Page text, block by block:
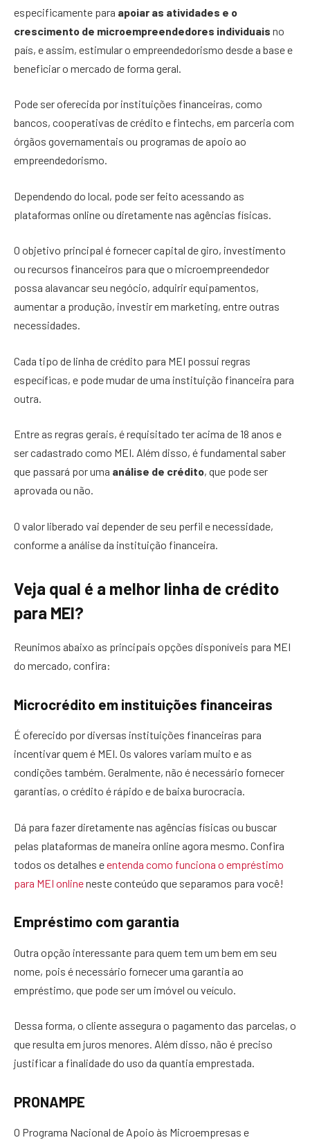
especificamente para apoiar as atividades e o
crescimento de microempreendedores individuais no
país, e assim, estimular o empreendedorismo desde a base e
beneficiar o mercado de forma geral.
Pode ser oferecida por instituições financeiras, como
bancos, cooperativas de crédito e fintechs, em parceria com
órgãos governamentais ou programas de apoio ao
empreendedorismo.
Dependendo do local, pode ser feito acessando as
plataformas online ou diretamente nas agências físicas.
O objetivo principal é fornecer capital de giro, investimento
ou recursos financeiros para que o microempreendedor
possa alavancar seu negócio, adquirir equipamentos,
aumentar a produção, investir em marketing, entre outras
necessidades.
Cada tipo de linha de crédito para MEI possui regras
específicas, e pode mudar de uma instituição financeira para
outra.
Entre as regras gerais, é requisitado ter acima de 18 anos e
ser cadastrado como MEI. Além disso, é fundamental saber
que passará por uma análise de crédito, que pode ser
aprovada ou não.
O valor liberado vai depender de seu perfil e necessidade,
conforme a análise da instituição financeira.
Veja qual é a melhor linha de crédito
para MEI?
Reunimos abaixo as principais opções disponíveis para MEI
do mercado, confira:
Microcrédito em instituições financeiras
É oferecido por diversas instituições financeiras para
incentivar quem é MEI. Os valores variam muito e as
condições também. Geralmente, não é necessário fornecer
garantias, o crédito é rápido e de baixa burocracia.
Dá para fazer diretamente nas agências físicas ou buscar
pelas plataformas de maneira online agora mesmo. Confira
todos os detalhes eentenda como funciona o empréstimo
para MEI onlineneste conteúdo que separamos para você!
Empréstimo com garantia
Outra opção interessante para quem tem um bem em seu
nome, pois é necessário fornecer uma garantia ao
empréstimo, que pode ser um imóvel ou veículo.
Dessa forma, o cliente assegura o pagamento das parcelas, o
que resulta em juros menores. Além disso, não é preciso
justificar a finalidade do uso da quantia emprestada.
PRONAMPE
O Programa Nacional de Apoio às Microempresas e